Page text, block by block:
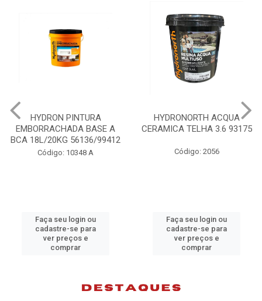
A
99412
HYDRONORTH ACQUA
CERAMICA TELHA 3.6 93175
Código: 2056
Faça seu login ou
cadastre-se para
ver preços e
HYDRONORTH
PEDRAS
Código: 10383
Faça seu login
cadastre-se
ver preços e